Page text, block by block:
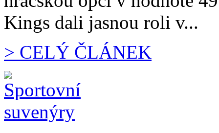
Kings dali jasnou roli v...
> CELÝ ČLÁNEK